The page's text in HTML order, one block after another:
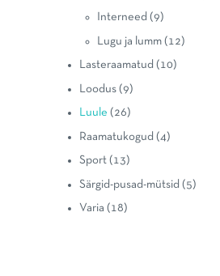
Interneed (9)
Lugu ja lumm (12)
Lasteraamatud (10)
Loodus (9)
Luule (26)
Raamatukogud (4)
Sport (13)
Särgid-pusad-mütsid (5)
Varia (18)